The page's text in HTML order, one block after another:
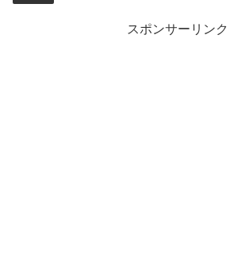
スポンサーリンク